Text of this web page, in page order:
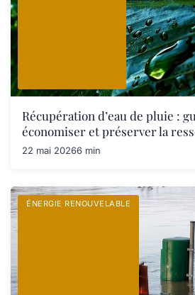
Récupération d’eau de pluie :
économiser et préserver la
22 mai 20266 min
ÉNERGIE RENOUVELABLE